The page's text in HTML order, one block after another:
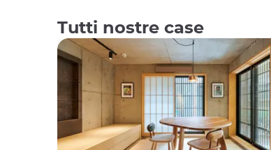
Tutti nostre case